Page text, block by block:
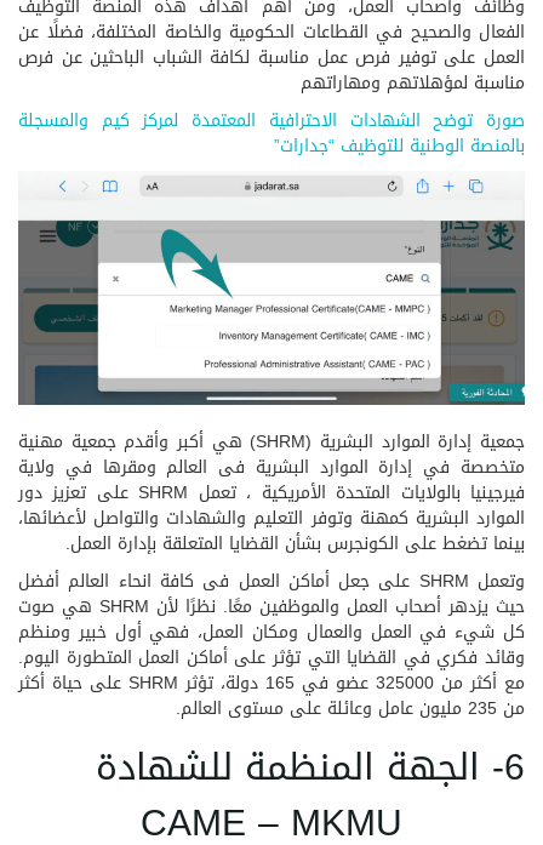
وظائف وأصحاب العمل، ومن أهم أهداف هذه المنصة التوظيف
الفعال والصحيح في القطاعات الحكومية والخاصة المختلفة، فضلًا عن
العمل على توفير فرص عمل مناسبة لكافة الشباب الباحثين عن فرص
مناسبة لمؤهلاتهم ومهاراتهم
صورة توضح الشهادات الاحترافية المعتمدة لمركز كيم والمسجلة
بالمنصة الوطنية للتوظيف “جدارات”
جمعية إدارة الموارد البشرية (SHRM) هي أكبر وأقدم جمعية مهنية
متخصصة في إدارة الموارد البشرية فى العالم ومقرها في ولاية
فيرجينيا بالولايات المتحدة الأمريكية ، تعمل SHRM على تعزيز دور
الموارد البشرية كمهنة وتوفر التعليم والشهادات والتواصل لأعضائها،
بينما تضغط على الكونجرس بشأن القضايا المتعلقة بإدارة العمل.
وتعمل SHRM على جعل أماكن العمل فى كافة انحاء العالم أفضل
حيث يزدهر أصحاب العمل والموظفين معًا. نظرًا لأن SHRM هي صوت
كل شيء في العمل والعمال ومكان العمل، فهي أول خبير ومنظم
وقائد فكري في القضايا التي تؤثر على أماكن العمل المتطورة اليوم.
مع أكثر من 325000 عضو في 165 دولة، تؤثر SHRM على حياة أكثر
من 235 مليون عامل وعائلة على مستوى العالم.
6- الجهة المنظمة للشهادة
CAME – MKMU